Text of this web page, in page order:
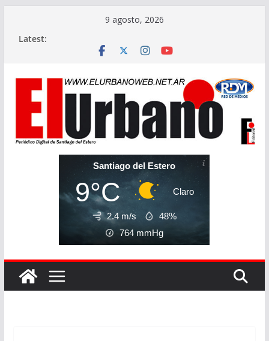
9 agosto, 2026
Latest:
Santiago del Estero
9°C Claro
2.4 m/s
48%
764 mmHg